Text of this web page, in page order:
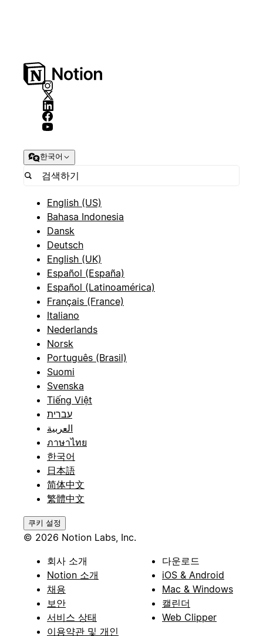
한국어
English (US)
Bahasa Indonesia
Dansk
Deutsch
English (UK)
Español (España)
Español (Latinoamérica)
Français (France)
Italiano
Nederlands
Norsk
Português (Brasil)
Suomi
Svenska
Tiếng Việt
עברית
العربية
ภาษาไทย
한국어
日本語
简体中文
繁體中文
쿠키 설정
© 2026 Notion Labs, Inc.
회사 소개
Notion 소개
채용
보안
서비스 상태
이용약관 및 개인
다운로드
iOS & Android
Mac & Windows
캘린더
Web Clipper